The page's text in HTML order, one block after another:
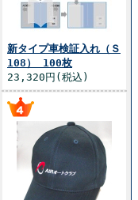
新タイプ車検証入れ（Ｓ
108） 100枚
23,320円(税込)